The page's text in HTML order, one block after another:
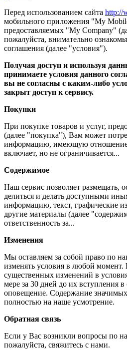
Перед использованием сайта http://
мобильного приложения "My
предоставляемых "My Company"
пожалуйста, внимательно
соглашения (далее "условия").
Получая доступ и используя
принимаете условия данного
вы не согласны с каким-либо
закрыт доступ к сервису.
Покупки
При покупке товаров и услуг,
(далее "покупка"), Вам может
информацию, имеющую отношение
включает, но не ограничивается...
Содержимое
Наш сервис позволяет размещать,
делиться и делать доступными
информацию, текст, графические
другие материалы (далее
ответственность за...
Изменения
Мы оставляем за собой право по
изменять условия в любой
существенных изменений в
мере за 30 дней до их вступления в
оповещение. Содержание
полностью на наше усмотрение.
Обратная связь
Если у Вас возникли вопросы по
пожалуйста, свяжитесь с нами.